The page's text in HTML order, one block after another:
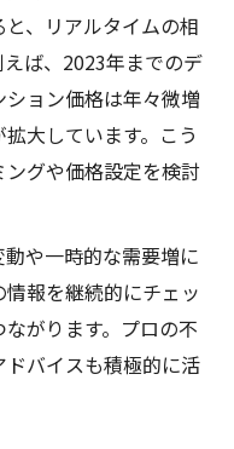
、リアルタイムの相
ば、2023年までのデ
ョン価格は年々微増
大しています。こう
グや価格設定を検討
や一時的な需要増に
報を継続的にチェッ
がります。プロの不
バイスも積極的に活